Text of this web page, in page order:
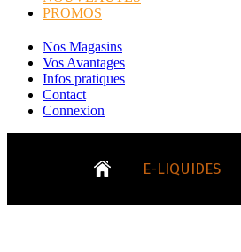
PROMOS
Nos Magasins
Vos Avantages
Infos pratiques
Contact
Connexion
E-LIQUIDES